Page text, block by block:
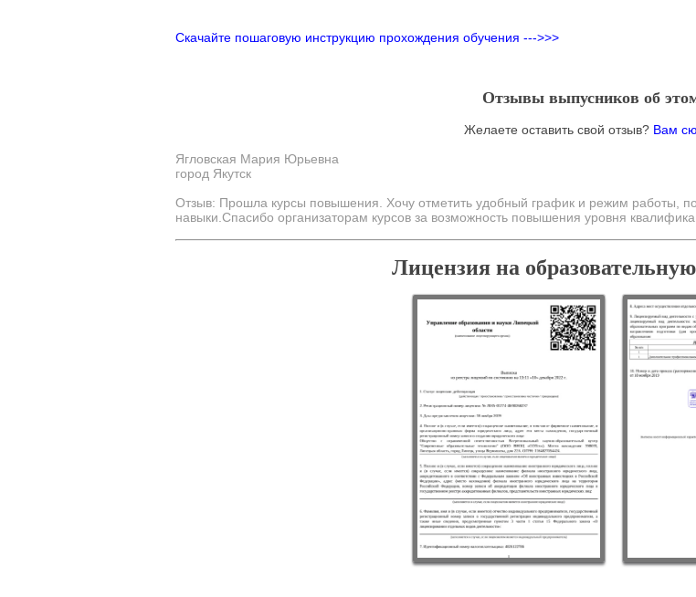
Скачайте пошаговую инструкцию прохождения обучения --->>>
Отзывы выпусников об
Желаете оставить свой отзыв? Вам
Ягловская Мария Юрьевна
город Якутск
Отзыв: Прошла курсы повышения. Хочу отметить удобный график и режим работы,
навыки.Спасибо организаторам курсов за возможность повышения уровня
Лицензия на